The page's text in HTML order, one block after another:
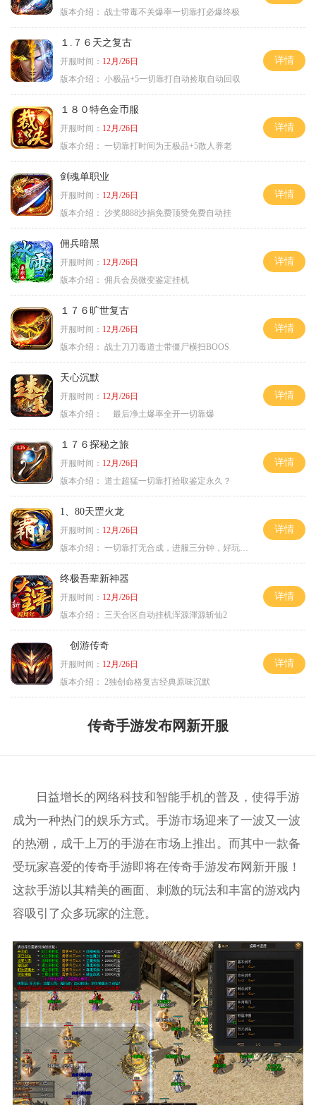
版本介绍： 战士带毒不关爆率一切靠打必爆终极
１.７６天之复古
开服时间： 12月/26日
版本介绍： 小极品+5一切靠打自动捡取自动回収
详情
１８０特色金币服
开服时间： 12月/26日
版本介绍： 一切靠打时间为王极品+5散人养老
详情
剑魂单职业
开服时间： 12月/26日
版本介绍： 沙奖8888沙捐免费顶赞免费自动挂
详情
佣兵暗黑
开服时间： 12月/26日
版本介绍： 佣兵会员微变鉴定挂机
详情
１７６旷世复古
开服时间： 12月/26日
版本介绍： 战士刀刀毒道士带僵尸横扫BOOS
详情
天心沉默
开服时间： 12月/26日
版本介绍：
最后净土爆率全开一切靠爆
详情
１７６探秘之旅
开服时间： 12月/26日
版本介绍： 道士超猛一切靠打拾取鉴定永久？
详情
1、80天罡火龙
开服时间： 12月/26日
版本介绍： 一切靠打无合成，进服三分钟，好玩一整年。
详情
终极吾辈新神器
开服时间： 12月/26日
版本介绍：
三天合区自动挂机浑源渾源斩仙2
详情
创游传奇
开服时间： 12月/26日
版本介绍：
2独创命格复古经典原味沉默
详情
传奇手游发布网新开服
日益增长的网络科技和智能手机的普及，使得手游
成为一种热门的娱乐方式。手游市场迎来了一波又一波
的热潮，成千上万的手游在市场上推出。而其中一款备
受玩家喜爱的传奇手游即将在传奇手游发布网新开服！
这款手游以其精美的画面、刺激的玩法和丰富的游戏内
容吸引了众多玩家的注意。